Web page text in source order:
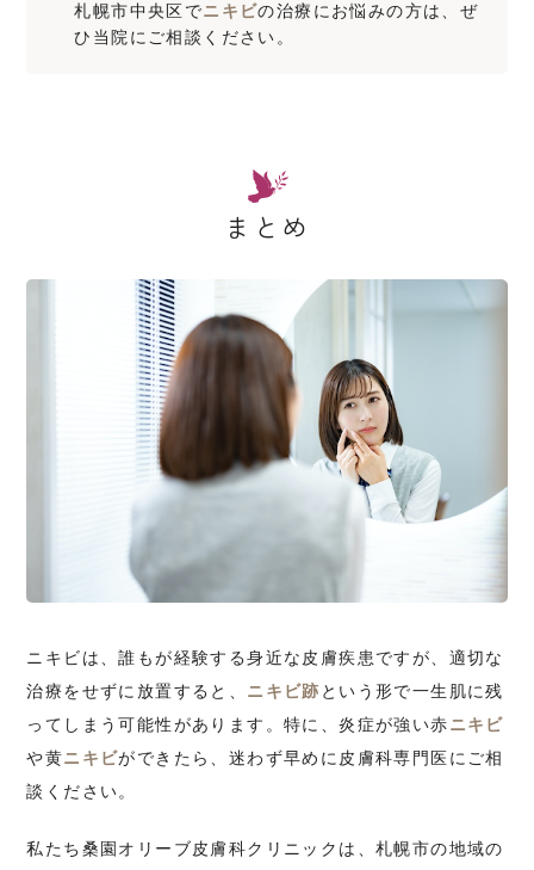
札幌市中央区でニキビの治療にお悩みの方は、ぜ
ひ当院にご相談ください。
まとめ
ニキビは、誰もが経験する身近な皮膚疾患ですが、適切な
治療をせずに放置すると、 ニキビ跡 という形で一生肌に残
ってしまう可能性があります。特に、炎症が強い赤ニキビ
や黄ニキビができたら、迷わず早めに皮膚科専門医にご相
談ください。
私たち桑園オリーブ皮膚科クリニックは、札幌市の地域の